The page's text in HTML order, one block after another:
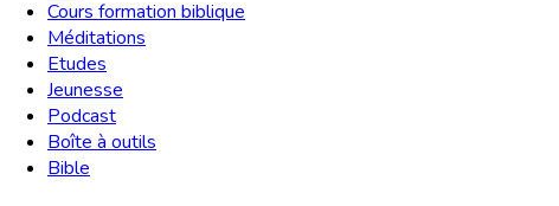
Cours formation biblique
Méditations
Etudes
Jeunesse
Podcast
Boîte à outils
Bible